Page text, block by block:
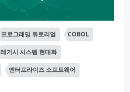
프로그래밍 튜토리얼 COBOL
레거시 시스템 현대화
엔터프라이즈 소프트웨어